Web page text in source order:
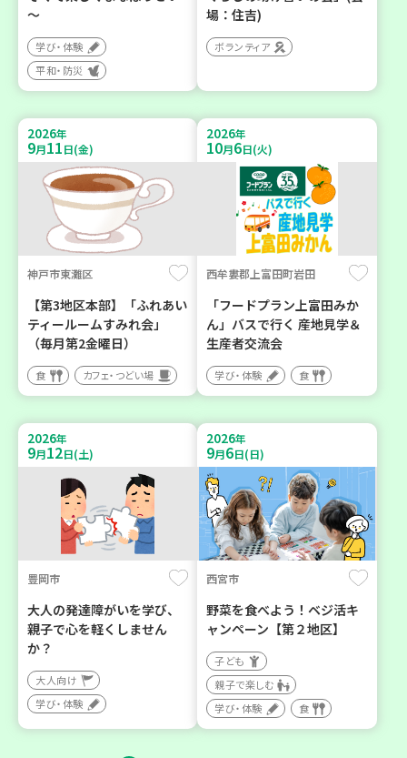
～
学び・体験
平和・防災
場：住吉)
ボランティア
2026年
9月11日(金)
神戸市東灘区
【第3地区本部】「ふれあい
ティールームすみれ会」
（毎月第2金曜日）
食 カフェ・つどい場
2026年
10月6日(火)
西牟婁郡上富田町岩田
「フードプラン上富田みか
ん」バスで行く 産地見学＆
生産者交流会
学び・体験 食
2026年
9月12日(土)
豊岡市
大人の発達障がいを学び、
親子で心を軽くしません
か？
大人向け
学び・体験
2026年
9月6日(日)
西宮市
野菜を食べよう！ベジ活キ
ャンペーン【第２地区】
子ども
親子で楽しむ
学び・体験
食